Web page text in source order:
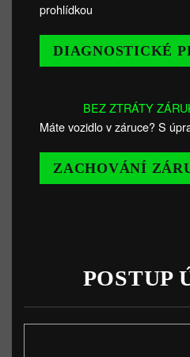
prohlídkou
DIAGNOSTICKÉ
BEZ ZTRÁTY
Máte vozidlo v záruce? S
ZACHOVÁNÍ
POSTUP